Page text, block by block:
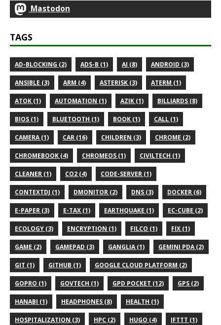
Mastodon
TAGS
AD-BLOCKING (2) ADS-B (1) AI (8) ANDROID (3)
ANSIBLE (3) ARM (4) ASTERISK (3) ATERM (1)
ATOK (1) AUTOMATION (1) AZIK (1) BILLIARDS (8)
BIOS (1) BLUETOOTH (1) BOOK (1) CALL (1)
CAMERA (1) CAR (16) CHILDREN (3) CHROME (2)
CHROMEBOOK (4) CHROMEOS (1) CIVILTECH (1)
CLEANER (1) CO2 (4) CODE-SERVER (1)
CONTEXTDJ (1) DMONITOR (2) DNS (3) DOCKER (6)
E-PAPER (3) E-TAX (1) EARTHQUAKE (1) EC-CUBE (2)
ECOLOGY (3) ENCRYPTION (1) FILCO (1) FIX (1)
GAME (2) GAMEPAD (3) GANGLIA (1) GEMINI PDA (2)
GIT (1) GITHUB (1) GOOGLE CLOUD PLATFORM (2)
GOPRO (1) GOVTECH (1) GPD POCKET (12) GPS (2)
HANABI (1) HEADPHONES (8) HEALTH (1)
HOSPITALIZATION (3) HPC (2) HUGO (4) IFTTT (1)